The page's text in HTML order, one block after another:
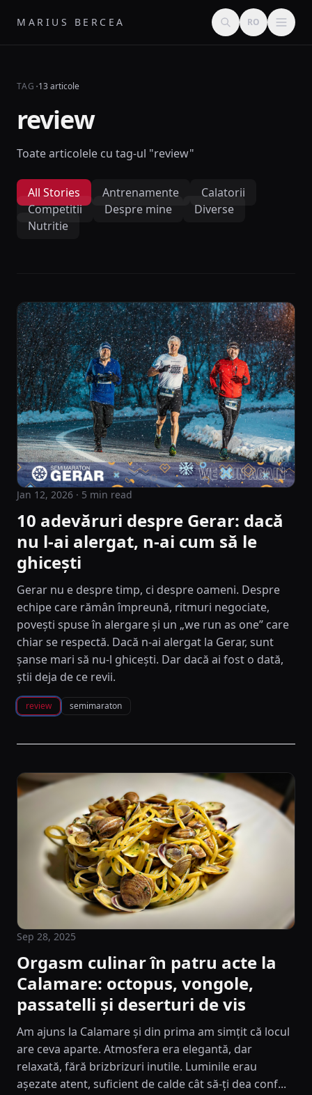
MARIUS BERCEA RO
TAG ·13 articole
review
Toate articolele cu tag-ul "review"
All Stories Antrenamente
Calatorii
Competitii
Despre mine
Diverse
Nutritie
Jan 12, 2026 · 5 min read
10 adevăruri despre Gerar: dacă
nu l-ai alergat, n-ai cum să le
ghicești
Gerar nu e despre timp, ci despre oameni. Despre
echipe care rămân împreună, ritmuri negociate,
povești spuse în alergare și un „we run as one” care
chiar se respectă. Dacă n-ai alergat la Gerar, sunt
șanse mari să nu-l ghicești. Dar dacă ai fost o dată,
știi deja de ce revii.
review semimaraton
Sep 28, 2025
Orgasm culinar în patru acte la
Calamare: octopus, vongole,
passatelli și deserturi de vis
Am ajuns la Calamare și din prima am simțit că locul
are ceva aparte. Atmosfera era elegantă, dar
relaxată, fără brizbrizuri inutile. Luminile erau
așezate atent, suficient de calde cât să-ți dea conf...